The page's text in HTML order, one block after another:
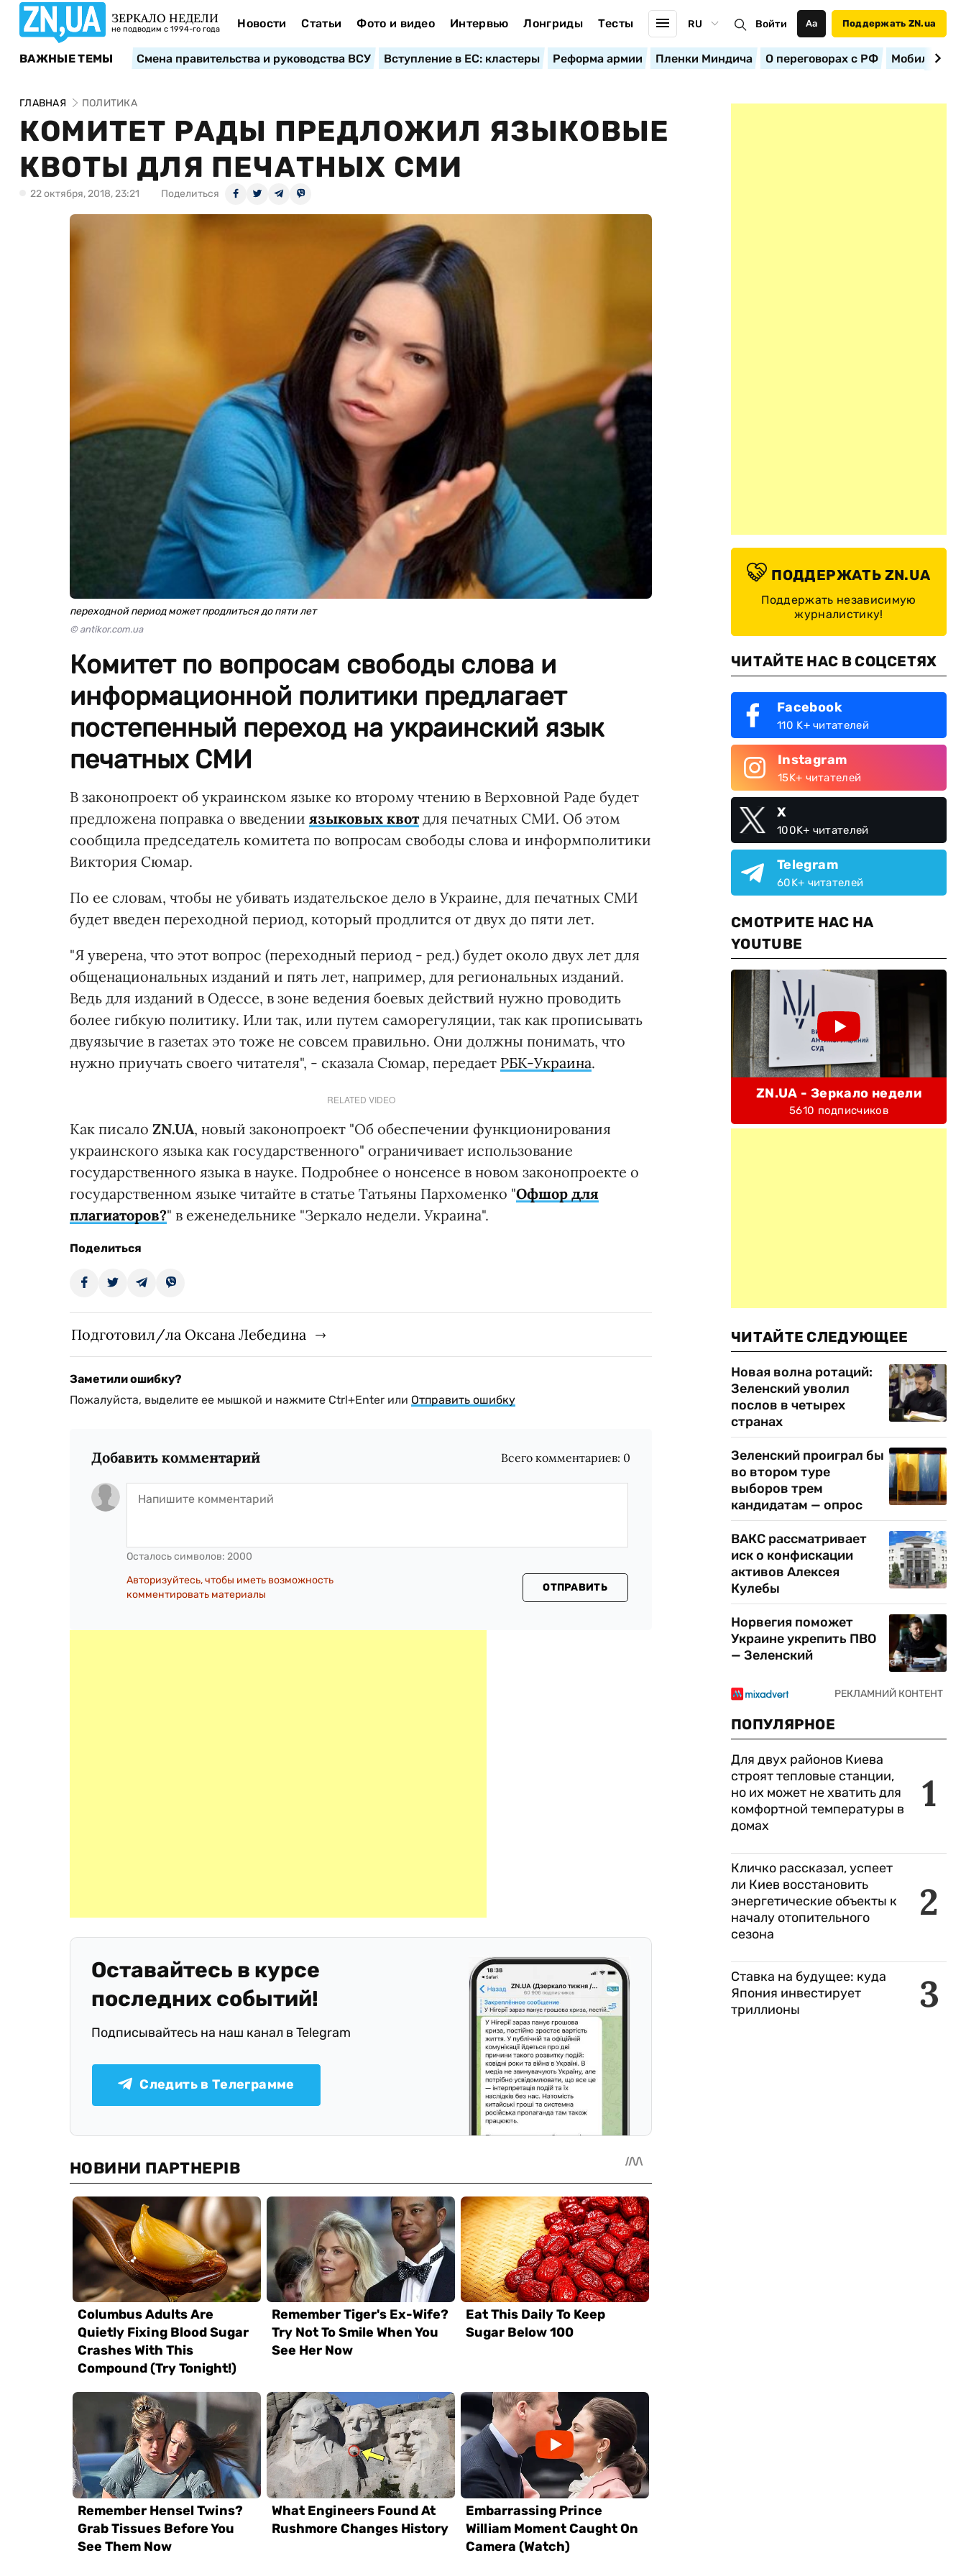
ЗЕРКАЛО НЕДЕЛИ
не подводим с 1994-го года Новости Статьи Фото и видео Интервью Лонгриды Тесты RU Войти Аа Поддержать ZN.ua
ВАЖНЫЕ ТЕМЫ Смена правительства и руководства ВСУ Вступление в ЕС: кластеры Реформа армии Пленки Миндича О переговорах с РФ
ГЛАВНАЯ ПОЛИТИКА
КОМИТЕТ РАДЫ ПРЕДЛОЖИЛ ЯЗЫКОВЫЕ
КВОТЫ ДЛЯ ПЕЧАТНЫХ СМИ
22 октября, 2018, 23:21 Поделиться
переходной период может продлиться до пяти лет
© antikor.com.ua
Комитет по вопросам свободы слова и
информационной политики предлагает
постепенный переход на украинский язык
печатных СМИ
В законопроект об украинском языке ко второму чтению в Верховной Раде будет
предложена поправка о введении языковых квотдля печатных СМИ. Об этом
сообщила председатель комитета по вопросам свободы слова и информполитики
Виктория Сюмар.
По ее словам, чтобы не убивать издательское дело в Украине, для печатных СМИ
будет введен переходной период, который продлится от двух до пяти лет.
"Я уверена, что этот вопрос (переходный период - ред.) будет около двух лет для
общенациональных изданий и пять лет, например, для региональных изданий.
Ведь для изданий в Одессе, в зоне ведения боевых действий нужно проводить
более гибкую политику. Или так, или путем саморегуляции, так как прописывать
двуязычие в газетах это тоже не совсем правильно. Они должны понимать, что
нужно приучать своего читателя", - сказала Сюмар, передает РБК-Украина.
RELATED VIDEO
Как писало ZN.UA, новый законопроект "Об обеспечении функционирования
украинского языка как государственного" ограничивает использование
государственного языка в науке. Подробнее о нонсенсе в новом законопроекте о
государственном языке читайте в статье Татьяны Пархоменко "Офшор для
плагиаторов?" в еженедельнике "Зеркало недели. Украина".
Поделиться
Подготовил/ла Оксана Лебедина
Заметили ошибку?
Пожалуйста, выделите ее мышкой и нажмите Ctrl+Enter или Отправить ошибку
Добавить комментарий Всего комментариев: 0
Осталось символов: 2000
Авторизуйтесь, чтобы иметь возможность
комментировать материалы
ОТПРАВИТЬ
Оставайтесь в курсе
последних событий!
Подписывайтесь на наш канал в Telegram
Следить в Телеграмме
ПОДДЕРЖАТЬ ZN.UA
Поддержать независимую
журналистику!
ЧИТАЙТЕ НАС В СОЦСЕТЯХ
Facebook
110 K+ читателей
Instagram
15K+ читателей
X
100K+ читателей
Telegram
60K+ читателей
СМОТРИТЕ НАС НА
YOUTUBE
ZN.UA - Зеркало недели
5610 подписчиков
ЧИТАЙТЕ СЛЕДУЮЩЕЕ
Новая волна ротаций:
Зеленский уволил
послов в четырех
странах
Зеленский проиграл бы
во втором туре
выборов трем
кандидатам — опрос
ВАКС рассматривает
иск о конфискации
активов Алексея
Кулебы
Норвегия поможет
Украине укрепить ПВО
— Зеленский
ПОПУЛЯРНОЕ
1
Для двух районов Киева
строят тепловые станции,
но их может не хватить для
комфортной температуры в
домах
2
Кличко рассказал, успеет
ли Киев восстановить
энергетические объекты к
началу отопительного
сезона
3
Ставка на будущее: куда
Япония инвестирует
триллионы